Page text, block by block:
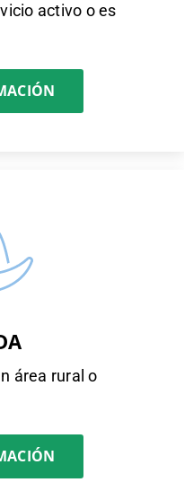
activo o es
área rural o